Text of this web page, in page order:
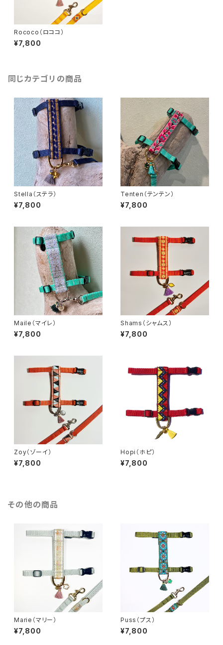
Rococo（ロココ）
¥7,800
同じカテゴリの商品
Stella（ステラ）
¥7,800
Tenten（テンテン）
¥7,800
Maile（マイレ）
¥7,800
Shams（シャムス）
¥7,800
Zoy（ゾーイ）
¥7,800
Hopi（ホピ）
¥7,800
その他の商品
Marie（マリー）
¥7,800
Puss（プス）
¥7,800